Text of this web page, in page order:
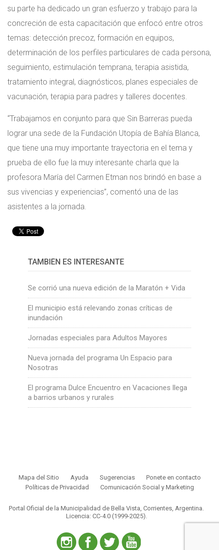
su parte ha dedicado un gran esfuerzo y trabajo para la
concreción de esta capacitación que enfocó entre otros
temas: detección precoz, formación en equipos,
determinación de los perfiles particulares de cada persona,
seguimiento, estimulación temprana, terapia asistida,
tratamiento integral, diagnósticos, planes especiales de
vacunación, terapia para padres y talleres docentes.
“Trabajamos en conjunto para que Sin Barreras pueda
lograr una sede de la Fundación Utopía de Bahía Blanca,
que tiene una muy importante trayectoria en el tema y
prueba de ello fue la muy interesante charla que la
profesora María del Carmen Etman nos brindó en base a
sus vivencias y experiencias”, comentó una de las
asistentes a la jornada.
TAMBIÉN ES INTERESANTE
Se corrió una nueva edición de la Maratón + Vida
El municipio está relevando zonas críticas de
inundación
Jornadas especiales para Adultos Mayores
Nueva jornada del programa Un Espacio para
Nosotras
El programa Dulce Encuentro en Vacaciones llega
a barrios urbanos y rurales
Mapa del Sitio Ayuda Sugerencias
Ponete en contacto
Políticas de Privacidad
Comunicación Social y Marketing
Portal Oficial de la Municipalidad de Bella Vista, Corrientes, Argentina.
Licencia: CC-4.0 (1999-2025).